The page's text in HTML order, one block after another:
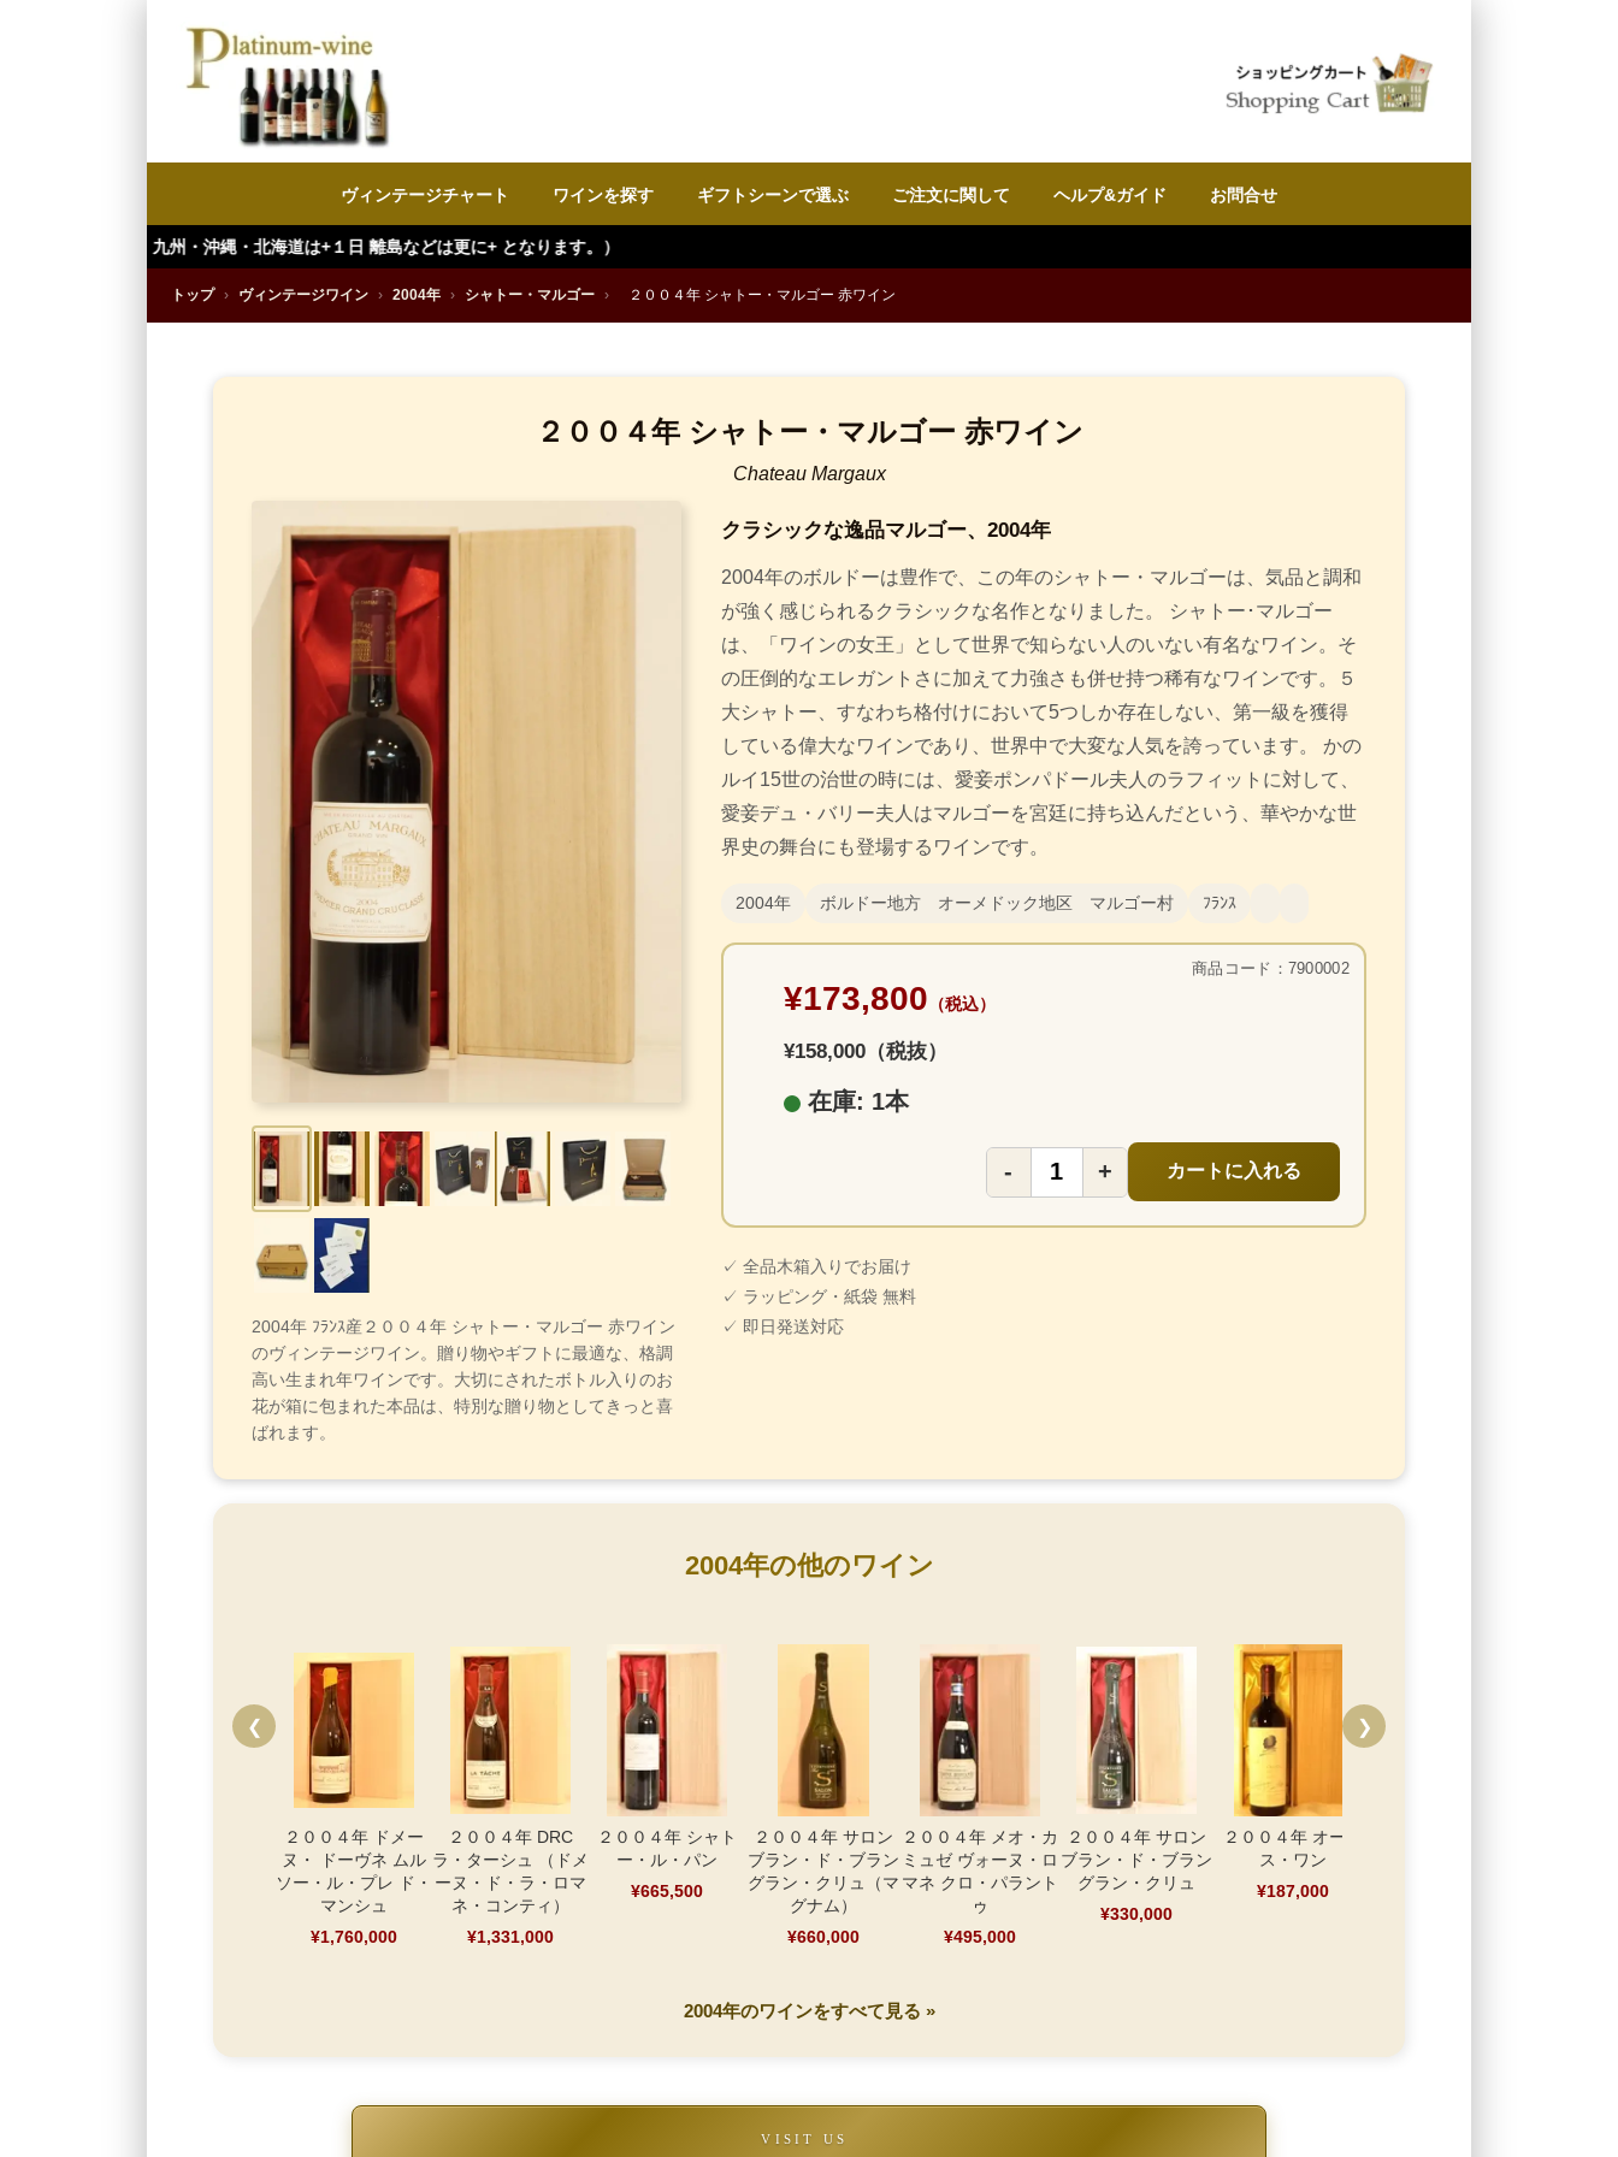
ヴィンテージチャート ワインを探す ギフトシーンで選ぶ ご注文に関して ヘルプ&ガイド お問合せ
・北海道は+１日 離島などは更に+ となります。）
トップ › ヴィンテージワイン › 2004年 › シャトー・マルゴー › ２００４年 シャトー・マルゴー 赤ワイン
２００４年 シャトー・マルゴー 赤ワイン
Chateau Margaux
2004年 ﾌﾗﾝｽ産２００４年 シャトー・マルゴー 赤ワイン
のヴィンテージワイン。贈り物やギフトに最適な、格調
高い生まれ年ワインです。大切にされたボトル入りのお
花が箱に包まれた本品は、特別な贈り物としてきっと喜
ばれます。
クラシックな逸品マルゴー、2004年
2004年のボルドーは豊作で、この年のシャトー・マルゴーは、気品と調和
が強く感じられるクラシックな名作となりました。 シャトー･マルゴー
は、「ワインの女王」として世界で知らない人のいない有名なワイン。そ
の圧倒的なエレガントさに加えて力強さも併せ持つ稀有なワインです。５
大シャトー、すなわち格付けにおいて5つしか存在しない、第一級を獲得
している偉大なワインであり、世界中で大変な人気を誇っています。 かの
ルイ15世の治世の時には、愛妾ポンパドール夫人のラフィットに対して、
愛妾デュ・バリー夫人はマルゴーを宮廷に持ち込んだという、華やかな世
界史の舞台にも登場するワインです。
2004年 ボルドー地方 オーメドック地区 マルゴー村 ﾌﾗﾝｽ
商品コード：7900002
¥173,800 （税込）
¥158,000（税抜）
在庫: 1本
- + カートに入れる
✓ 全品木箱入りでお届け
✓ ラッピング・紙袋 無料
✓ 即日発送対応
2004年の他のワイン
❮
２００４年 ドメー
ヌ・ ドーヴネ ムル
ソー・ル・プレ ド・
マンシュ
¥1,760,000
２００４年 DRC
ラ・ターシュ （ドメ
ーヌ・ド・ラ・ロマ
ネ・コンティ）
¥1,331,000
２００４年 シャト
ー・ル・パン
¥665,500
２００４年 サロン
ブラン・ド・ブラン
グラン・クリュ（マ
グナム）
¥660,000
２００４年 メオ・カ
ミュゼ ヴォーヌ・ロ
マネ クロ・パラント
ゥ
¥495,000
２００４年 サロン
ブラン・ド・ブラン
グラン・クリュ
¥330,000
２００４年 オーパ
ス・ワン
¥187,000
❯
2004年のワインをすべて見る »
VISIT US